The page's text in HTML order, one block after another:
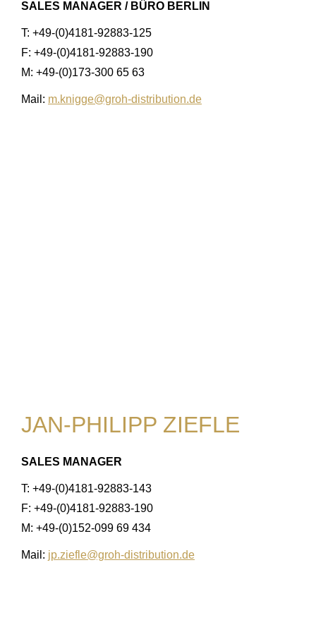
SALES MANAGER / BÜRO BERLIN
T: +49-(0)4181-92883-125
F: +49-(0)4181-92883-190
M: +49-(0)173-300 65 63
Mail: m.knigge@groh-distribution.de
JAN-PHILIPP ZIEFLE
SALES MANAGER
T: +49-(0)4181-92883-143
F: +49-(0)4181-92883-190
M: +49-(0)152-099 69 434
Mail: jp.ziefle@groh-distribution.de